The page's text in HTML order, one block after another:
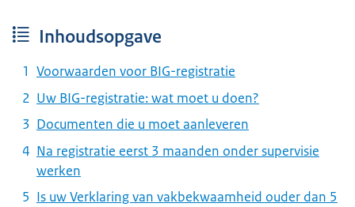
Inhoudsopgave
Voorwaarden voor BIG-registratie
Uw BIG-registratie: wat moet u doen?
Documenten die u moet aanleveren
Na registratie eerst 3 maanden onder supervisie
werken
Is uw Verklaring van vakbekwaamheid ouder dan 5